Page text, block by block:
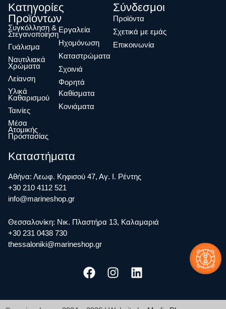
Κατηγορίες
Προϊόντων
Συγκόλληση &
Στεγανοποίηση
Γυάλισμα
Ναυτιλιακά
Χρώματα
Λείανση
Υλικά
Καθαρισμού
Ταινίες
Μέσα
Ατομικής
Προστασίας
Eργαλεία
Ηχομόνωση
Καταστρώματα
Σχοινιά
Φορητά
Καθίσματα
Κονιάματα
Σύνδεσμοι
Προϊόντα
Σχετικά με εμάς
Επικοινωνία
Καταστήματα
Αθήνα: Λεωφ. Κηφισού 47, Αγ. Ι. Ρέντης
+30 210 4112 521
info@marineshop.gr
Θεσσαλονίκη: Νικ. Πλαστήρα 13, Καλαμαριά
+30 231 0438 730
thessaloniki@marineshop.gr